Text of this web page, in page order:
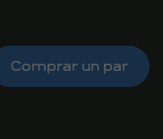
Comprar un par